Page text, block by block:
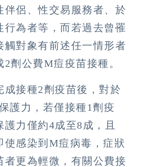
伴侶、性交易服務者、於
行為者等，而若過去曾罹
觸對象有前述任一情形者
劑公費M痘疫苗接種。
成接種2劑疫苗後，對於
護力，若僅接種1劑疫
力僅約4成至8成，且
使感染到M痘病毒，症狀
者更為輕微，有關公費接